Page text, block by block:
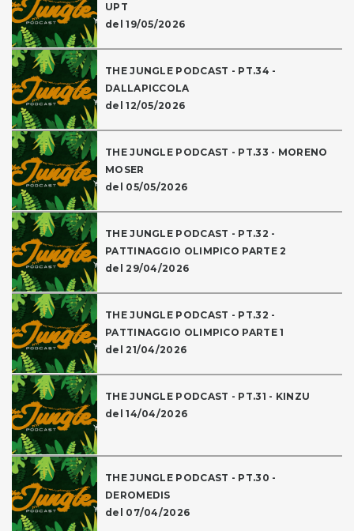
UPT
del 19/05/2026
THE JUNGLE PODCAST - PT.34 -
DALLAPICCOLA
del 12/05/2026
THE JUNGLE PODCAST - PT.33 - MORENO
MOSER
del 05/05/2026
THE JUNGLE PODCAST - PT.32 -
PATTINAGGIO OLIMPICO PARTE 2
del 29/04/2026
THE JUNGLE PODCAST - PT.32 -
PATTINAGGIO OLIMPICO PARTE 1
del 21/04/2026
THE JUNGLE PODCAST - PT.31 - KINZU
del 14/04/2026
THE JUNGLE PODCAST - PT.30 -
DEROMEDIS
del 07/04/2026